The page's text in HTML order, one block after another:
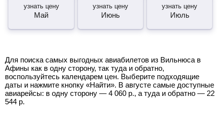
узнать цену
Май
узнать цену
Июнь
узнать цену
Июль
Для поиска самых выгодных авиабилетов из Вильнюса в
Афины как в одну сторону, так туда и обратно,
воспользуйтесь календарем цен. Выберите подходящие
даты и нажмите кнопку «Найти». В августе самые доступные
авиарейсы: в одну сторону — 4 060 р., а туда и обратно — 22
544 р.